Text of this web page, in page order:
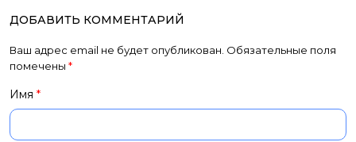
ДОБАВИТЬ КОММЕНТАРИЙ
Ваш адрес email не будет опубликован. Обязательные поля
помечены *
Имя *